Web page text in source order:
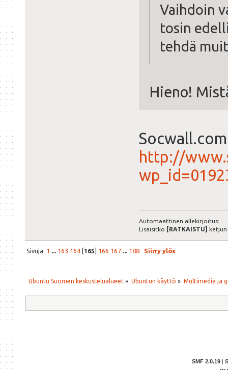
Vaihdoin
tosin
tehdä
Hieno!
Socwall.com
http://
Automaattinen allekirjoitus:
Lisäisitkö [RATKAISTU] ketjun
Sivuja: 1 ... 163 164[165] 166 167 ... 188 Siirry ylös
Ubuntu Suomen keskustelualueet » Ubuntun käyttö » Multimedia ja
SMF 2.0.19